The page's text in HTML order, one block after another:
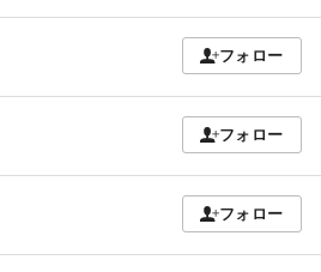
フォロー
フォロー
フォロー